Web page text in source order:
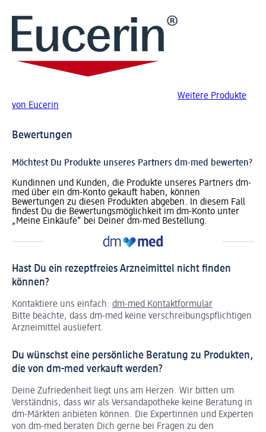
Weitere Produkte
von Eucerin
Bewertungen
Möchtest Du Produkte unseres Partners dm-med bewerten?
Kundinnen und Kunden, die Produkte unseres Partners dm-
med über ein dm-Konto gekauft haben, können
Bewertungen zu diesen Produkten abgeben. In diesem Fall
findest Du die Bewertungsmöglichkeit im dm-Konto unter
„Meine Einkäufe“ bei Deiner dm-med Bestellung.
Hast Du ein rezeptfreies Arzneimittel nicht finden
können?
Kontaktiere uns einfach: dm-med Kontaktformular
Bitte beachte, dass dm-med keine verschreibungspflichtigen
Arzneimittel ausliefert.
Du wünschst eine persönliche Beratung zu Produkten,
die von dm-med verkauft werden?
Deine Zufriedenheit liegt uns am Herzen. Wir bitten um
Verständnis, dass wir als Versandapotheke keine Beratung in
dm-Märkten anbieten können. Die Expertinnen und Experten
von dm-med beraten Dich gerne bei Fragen zu den